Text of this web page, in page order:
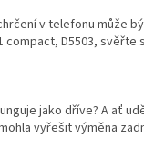
v telefonu může
D5503, svěřte
jako dříve? A ať
vyřešit výměna